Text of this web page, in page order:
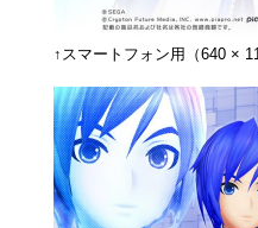
↑スマートフォン用（640 ×